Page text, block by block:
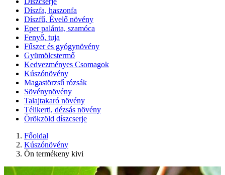
Díszfa, haszonfa
Díszfű, Évelő növény
Eper palánta, szamóca
Fenyő, tuja
Fűszer és gyógynövény
Gyümölcstermő
Kedvezményes Csomagok
Kúszónövény
Magastörzsű rózsák
Sövénynövény
Talajtakaró növény
Télikerti, dézsás növény
Örökzöld díszcserje
Főoldal
Kúszónövény
Ön termékeny kivi